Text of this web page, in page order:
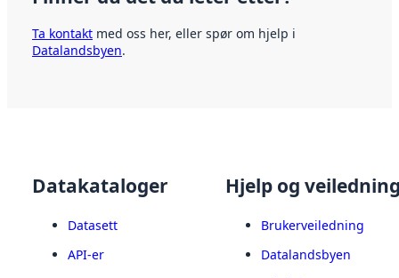
Ta kontakt med oss her, eller spør om hjelp i
Datalandsbyen.
Datakataloger
Datasett
API-er
Hjelp og
Brukerveiledning
Datalandsbyen